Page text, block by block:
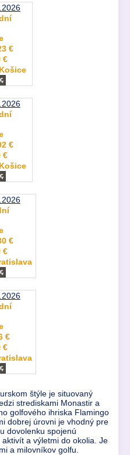
€
€
€
€
€
€
€
€
štýle je situovaný
strediskami Monastir a
golfového ihriska Flamingo
dobrej úrovni je vhodný pre
dovolenku spojenú
a výletmi do okolia. Je
a milovníkov golfu.